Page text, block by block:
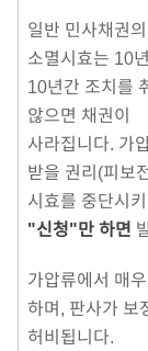
일반 민사채권의
소멸시효는 10
10년간 조치를
않으면 채권이
사라집니다. 가
받을 권리(피보
시효를 중단시
"신청"만 하면
가압류에서 매
하며, 판사가 보
허비됩니다.